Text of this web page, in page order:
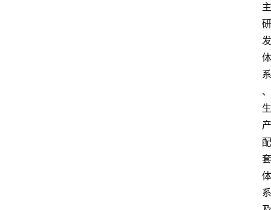
主
研
发
体
系
、
生
产
配
套
体
系